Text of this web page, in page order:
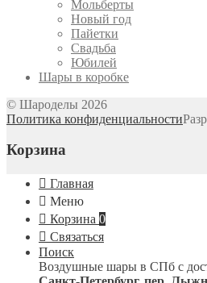
Мольберты
Новый год
Пайетки
Свадьба
Юбилей
Шары в коробке
© Шароделы 2026
Политика конфиденциальности
Корзина
Главная
Меню
Корзина 0
Связаться
Поиск
Воздушные шары в СПб с